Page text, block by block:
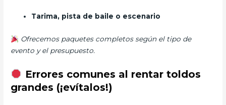
Tarima, pista de baile o escenario
Ofrecemos paquetes completos según el tipo de
evento y el presupuesto.
Errores comunes al rentar toldos
grandes (¡evítalos!)